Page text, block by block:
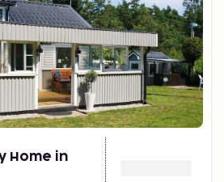
Home in